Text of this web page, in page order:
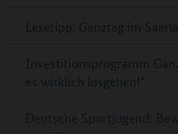
Lesetipp: Ganztag im
Investitionsprogramm
es wirklich losgehen!“
Deutsche Sportjugend: